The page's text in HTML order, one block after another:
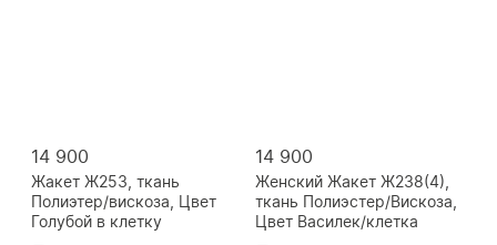
14 900
Жакет Ж253, ткань
Полиэтер/вискоза, Цвет
Голубой в клетку
14 900
Женский Жакет Ж238(4),
ткань Полиэстер/Вискоза,
Цвет Василек/клетка